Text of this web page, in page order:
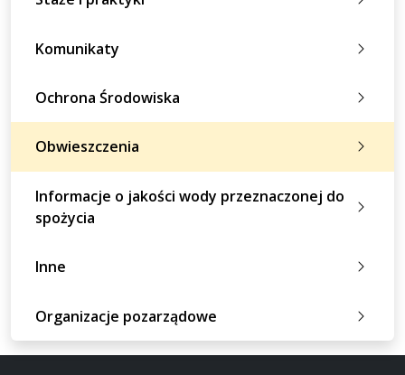
Komunikaty
Ochrona Środowiska
Obwieszczenia
Informacje o jakości wody przeznaczonej do
spożycia
Inne
Organizacje pozarządowe